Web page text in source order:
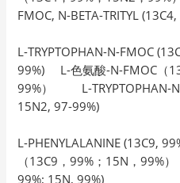
FMOC, N-BETA-TRITYL
L-TRYPTOPHAN-N-FMOC
99%) L-色氨酸-N-FMOC（
99%） L-TRYPTOPHAN-
15N2, 97-99%)
L-PHENYLALANINE (13C9,
（13C9，99%；15N，99%
99%; 15N, 99%)